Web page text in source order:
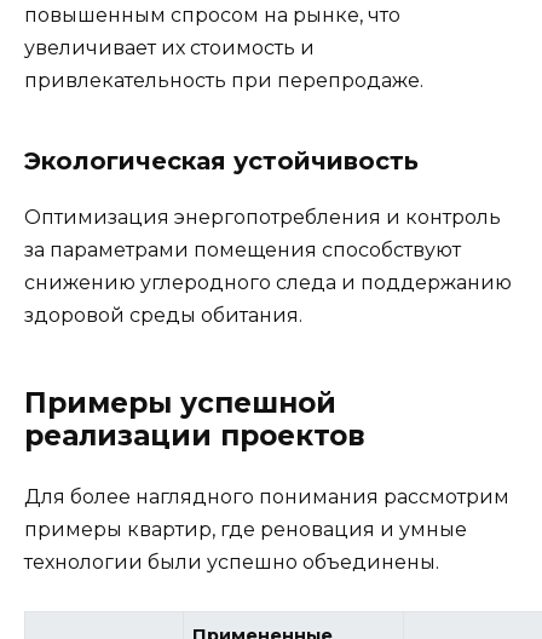
повышенным спросом на рынке, что
увеличивает их стоимость и
привлекательность при перепродаже.
Экологическая устойчивость
Оптимизация энергопотребления и контроль
за параметрами помещения способствуют
снижению углеродного следа и поддержанию
здоровой среды обитания.
Примеры успешной
реализации проектов
Для более наглядного понимания рассмотрим
примеры квартир, где реновация и умные
технологии были успешно объединены.